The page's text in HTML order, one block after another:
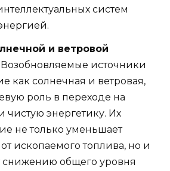
систем
и ветровой
Возобновляемые источники
как солнечная и ветровая,
роль в переходе на
чистую энергетику. Их
не только уменьшает
ископаемого топлива, но и
снижению общего уровня